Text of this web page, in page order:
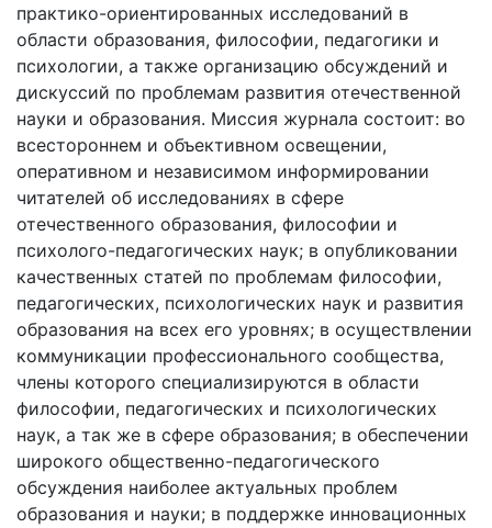
практико-ориентированных исследований в
области образования, философии, педагогики и
психологии, а также организацию обсуждений и
дискуссий по проблемам развития отечественной
науки и образования. Миссия журнала состоит: во
всестороннем и объективном освещении,
оперативном и независимом информировании
читателей об исследованиях в сфере
отечественного образования, философии и
психолого-педагогических наук; в опубликовании
качественных статей по проблемам философии,
педагогических, психологических наук и развития
образования на всех его уровнях; в осуществлении
коммуникации профессионального сообщества,
члены которого специализируются в области
философии, педагогических и психологических
наук, а так же в сфере образования; в обеспечении
широкого общественно-педагогического
обсуждения наиболее актуальных проблем
образования и науки; в поддержке инновационных